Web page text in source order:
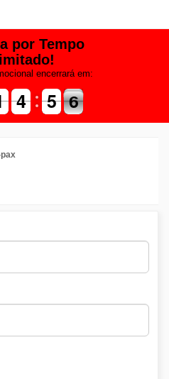
por Tempo
limitado!
encerrará em:
5
4
4 0
5
5 6
6
5